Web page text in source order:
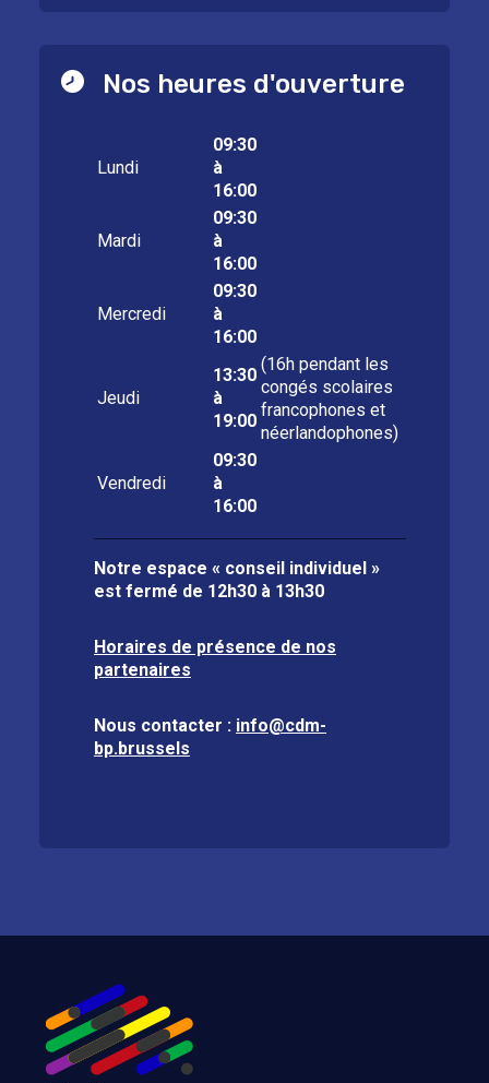
Nos heures d'ouverture
Lundi
09:30
à
16:00
Mardi
09:30
à
16:00
Mercredi
09:30
à
16:00
Jeudi
13:30
à
19:00
(16h pendant les
congés scolaires
francophones et
néerlandophones)
Vendredi
09:30
à
16:00
Notre espace « conseil individuel »
est fermé de 12h30 à 13h30
Horaires de présence de nos
partenaires
Nous contacter : info@cdm-
bp.brussels